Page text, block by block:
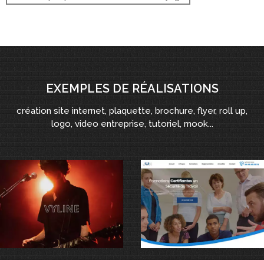
EXEMPLES DE RÉALISATIONS
création site internet, plaquette, brochure, flyer, roll up,
logo, video entreprise, tutoriel, mook...